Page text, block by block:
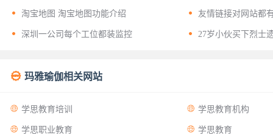
的网站？
 淘宝地图 淘宝地图功能介绍  友情链接对网站都
 深圳一公司每个工位都装监控  27岁小伙买下烈士
 玛雅瑜伽相关网站
 学思教育培训  学思教育机构
 学思职业教育  学思教育